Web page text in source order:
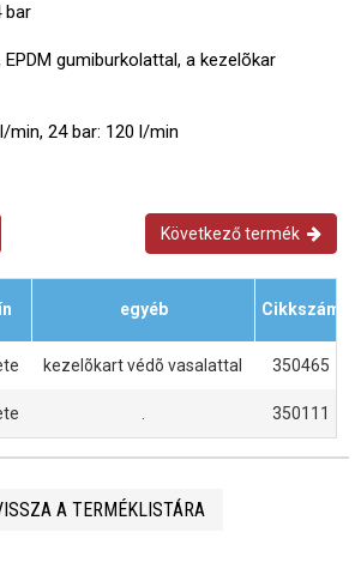
bar
gumiburkolattal, a kezelõkar
min, 24 bar: 120 l/min
Következő termék
egyéb Cikkszám
kezelõkart védõ vasalattal 350465
. 350111
A TERMÉKLISTÁRA